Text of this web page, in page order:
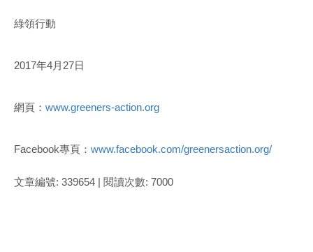
綠領行動
2017年4月27日
網頁： www.greeners-action.org
Facebook專頁： www.facebook.com/greenersaction.org/
文章編號: 339654 | 閱讀次數: 7000